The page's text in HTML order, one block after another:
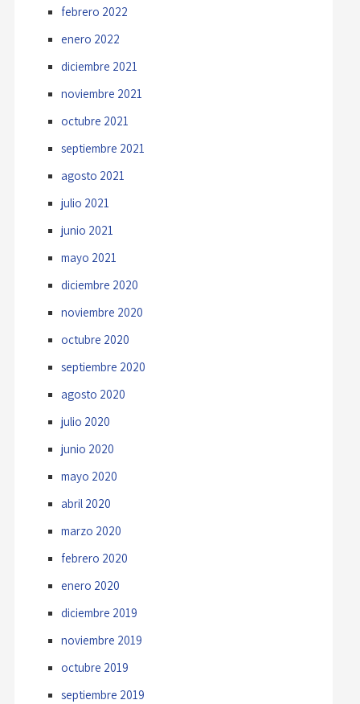
febrero 2022
enero 2022
diciembre 2021
noviembre 2021
octubre 2021
septiembre 2021
agosto 2021
julio 2021
junio 2021
mayo 2021
diciembre 2020
noviembre 2020
octubre 2020
septiembre 2020
agosto 2020
julio 2020
junio 2020
mayo 2020
abril 2020
marzo 2020
febrero 2020
enero 2020
diciembre 2019
noviembre 2019
octubre 2019
septiembre 2019